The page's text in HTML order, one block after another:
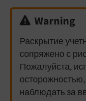
Warning
Раскрытие
сопряжено с
Пожалуйста,
наблюдать за